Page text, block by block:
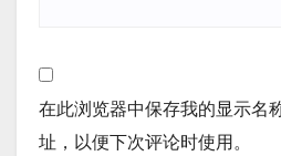
在此浏览器中保存我的显示名
址，以便下次评论时使用。